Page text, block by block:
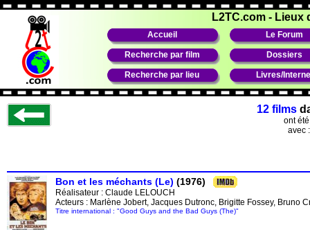
L2TC.com - Lieux
Accueil Le Forum
Recherche par film Dossiers
Recherche par lieu Livres/
12 films
ont
avec
Bon et les méchants (Le) (1976)
Réalisateur : Claude LELOUCH
Acteurs : Marlène Jobert, Jacques Dutronc, Brigitte Fossey, Bruno
Titre international : "Good Guys and the Bad Guys (The)"